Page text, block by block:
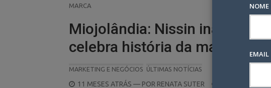
MARCA
Miojolândia: Nissin inaugura
celebra história da marca
MARKETING E NEGÓCIOS ÚLTIMAS NOTÍCIAS
POSTED
11 MESES ATRÁS — POR RENATA SUTER
NOME
EMAIL